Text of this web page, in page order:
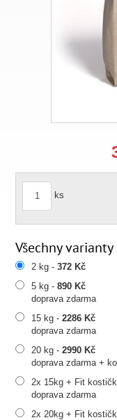
ks
Všechny varianty
2 kg -372 Kč
5 kg -890 Kč
doprava zdarma
15 kg -2286 Kč
doprava zdarma
20 kg -2990 Kč
doprava zdarma +
2x 15kg + Fit
doprava zdarma
2x 20kg + Fit